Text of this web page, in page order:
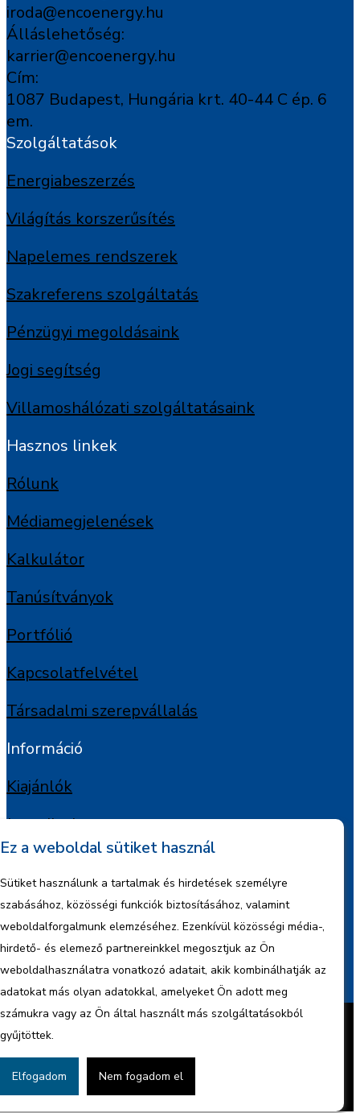
iroda@encoenergy.hu
Álláslehetőség:
karrier@encoenergy.hu
Cím:
1087 Budapest, Hungária krt. 40-44 C ép. 6
em.
Szolgáltatások
Energiabeszerzés
Világítás korszerűsítés
Napelemes rendszerek
Szakreferens szolgáltatás
Pénzügyi megoldásaink
Jogi segítség
Villamoshálózati szolgáltatásaink
Hasznos linkek
Rólunk
Médiamegjelenések
Kalkulátor
Tanúsítványok
Portfólió
Kapcsolatfelvétel
Társadalmi szerepvállalás
Információ
Kiajánlók
Jognyilatkozat
Adatkezelési tájékoztató
Céginformáció
Jelentések
Készítette:BonsAI HorizON Kft.
Minden jog fenntartva – 2026 © ENCO
Energy Kft.
Cookie tájékoztatóAdatvédelmi
nyilatkozat
Ez a weboldal sütiket használ
Sütiket használunk a tartalmak és hirdetések személyre
szabásához, közösségi funkciók biztosításához, valamint
weboldalforgalmunk elemzéséhez. Ezenkívül közösségi média-,
hirdető- és elemező partnereinkkel megosztjuk az Ön
weboldalhasználatra vonatkozó adatait, akik kombinálhatják az
adatokat más olyan adatokkal, amelyeket Ön adott meg
számukra vagy az Ön által használt más szolgáltatásokból
gyűjtöttek.
Elfogadom Nem fogadom el